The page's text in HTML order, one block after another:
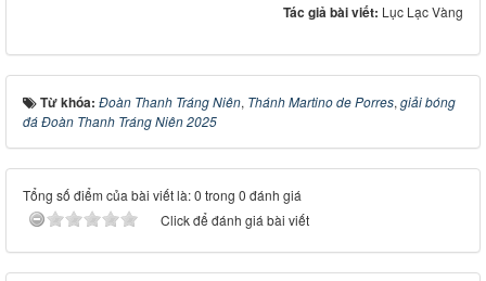
Tác giả bài viết: Lục Lạc Vàng
Từ khóa: Đoàn Thanh Tráng Niên, Thánh Martino de Porres, giải bóng
đá Đoàn Thanh Tráng Niên 2025
Tổng số điểm của bài viết là: 0 trong 0 đánh giá
Click để đánh giá bài viết